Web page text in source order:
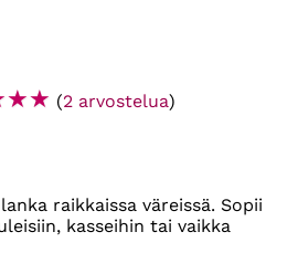
☆☆ (2 arvostelua)
raikkaissa väreissä. Sopii
kasseihin tai vaikka